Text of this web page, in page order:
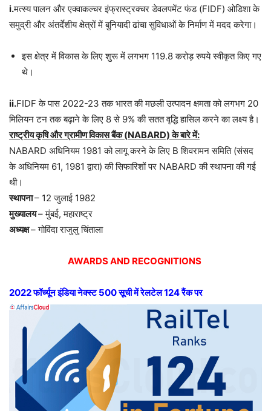
i.मत्स्य पालन और एक्वाकल्चर इंफ्रास्ट्रक्चर डेवलपमेंट फंड (FIDF) ओडिशा के
समुद्री और अंतर्देशीय क्षेत्रों में बुनियादी ढांचा सुविधाओं के निर्माण में मदद करेगा।
इस क्षेत्र में विकास के लिए शुरू में लगभग 119.8 करोड़ रुपये स्वीकृत किए गए
थे।
ii.FIDF के पास 2022-23 तक भारत की मछली उत्पादन क्षमता को लगभग 20
मिलियन टन तक बढ़ाने के लिए 8 से 9% की सतत वृद्धि हासिल करने का लक्ष्य है।
राष्ट्रीय कृषि और ग्रामीण विकास बैंक (NABARD) के बारे में:
NABARD अधिनियम 1981 को लागू करने के लिए B शिवरामन समिति (संसद
के अधिनियम 61, 1981 द्वारा) की सिफारिशों पर NABARD की स्थापना की गई
थी।
स्थापना– 12 जुलाई 1982
मुख्यालय– मुंबई, महाराष्ट्र
अध्यक्ष– गोविंदा राजुलु चिंताला
AWARDS AND RECOGNITIONS
2022 फॉर्च्यून इंडिया नेक्स्ट 500 सूची में रेलटेल 124 रैंक पर